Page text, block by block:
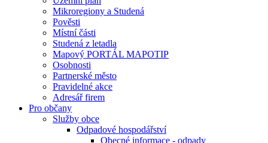
Mikroregiony a Studená
Pověsti
Místní části
Studená z letadla
Mapový PORTÁL MAPOTIP
Osobnosti
Partnerské město
Pravidelné akce
Adresář firem
Pro občany
Služby obce
Odpadové hospodářství
Obecné informace - odpady